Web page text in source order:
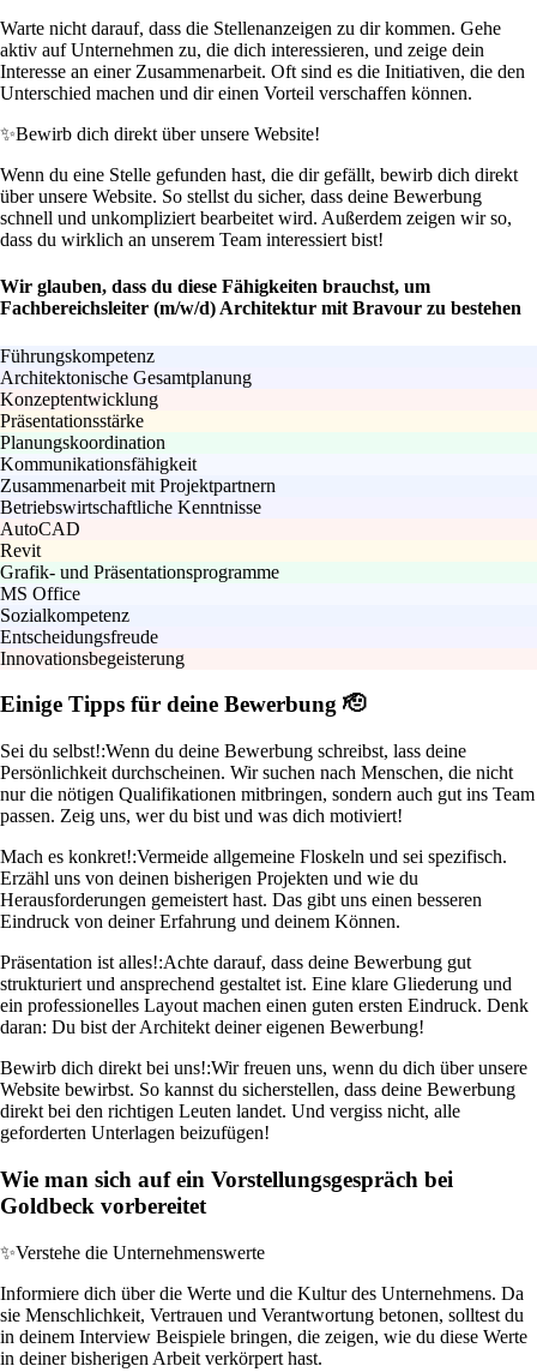
Warte nicht darauf, dass die Stellenanzeigen zu dir kommen. Gehe
aktiv auf Unternehmen zu, die dich interessieren, und zeige dein
Interesse an einer Zusammenarbeit. Oft sind es die Initiativen, die den
Unterschied machen und dir einen Vorteil verschaffen können.
✨Bewirb dich direkt über unsere Website!
Wenn du eine Stelle gefunden hast, die dir gefällt, bewirb dich direkt
über unsere Website. So stellst du sicher, dass deine Bewerbung
schnell und unkompliziert bearbeitet wird. Außerdem zeigen wir so,
dass du wirklich an unserem Team interessiert bist!
Wir glauben, dass du diese Fähigkeiten brauchst, um
Fachbereichsleiter (m/w/d) Architektur mit Bravour zu bestehen
Führungskompetenz
Architektonische Gesamtplanung
Konzeptentwicklung
Präsentationsstärke
Planungskoordination
Kommunikationsfähigkeit
Zusammenarbeit mit Projektpartnern
Betriebswirtschaftliche Kenntnisse
AutoCAD
Revit
Grafik- und Präsentationsprogramme
MS Office
Sozialkompetenz
Entscheidungsfreude
Innovationsbegeisterung
Einige Tipps für deine Bewerbung 🫡
Sei du selbst!:Wenn du deine Bewerbung schreibst, lass deine
Persönlichkeit durchscheinen. Wir suchen nach Menschen, die nicht
nur die nötigen Qualifikationen mitbringen, sondern auch gut ins Team
passen. Zeig uns, wer du bist und was dich motiviert!
Mach es konkret!:Vermeide allgemeine Floskeln und sei spezifisch.
Erzähl uns von deinen bisherigen Projekten und wie du
Herausforderungen gemeistert hast. Das gibt uns einen besseren
Eindruck von deiner Erfahrung und deinem Können.
Präsentation ist alles!:Achte darauf, dass deine Bewerbung gut
strukturiert und ansprechend gestaltet ist. Eine klare Gliederung und
ein professionelles Layout machen einen guten ersten Eindruck. Denk
daran: Du bist der Architekt deiner eigenen Bewerbung!
Bewirb dich direkt bei uns!:Wir freuen uns, wenn du dich über unsere
Website bewirbst. So kannst du sicherstellen, dass deine Bewerbung
direkt bei den richtigen Leuten landet. Und vergiss nicht, alle
geforderten Unterlagen beizufügen!
Wie man sich auf ein Vorstellungsgespräch bei
Goldbeck vorbereitet
✨Verstehe die Unternehmenswerte
Informiere dich über die Werte und die Kultur des Unternehmens. Da
sie Menschlichkeit, Vertrauen und Verantwortung betonen, solltest du
in deinem Interview Beispiele bringen, die zeigen, wie du diese Werte
in deiner bisherigen Arbeit verkörpert hast.